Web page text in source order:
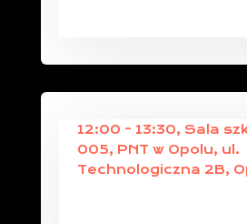
12:00 - 13:30, Sala
005, PNT w Opolu, ul.
Technologiczna 2B,